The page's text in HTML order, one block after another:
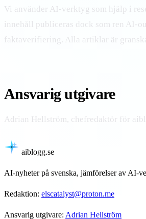
Vi använder AI-verktyg som hjälp i
innehåll publiceras dock som ren AI-
faktaverifiering. Alla artiklar är
Ansvarig utgivare
Adrian Hellström, chefredaktör för
aiblogg.se
AI-nyheter på svenska, jämförelser av AI-
Redaktion: elscatalyst@proton.me
Ansvarig utgivare: Adrian Hellström